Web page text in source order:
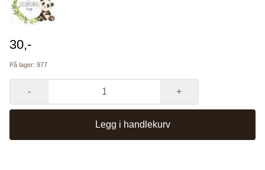
30,-
På lager: 977
- +
Legg i handlekurv